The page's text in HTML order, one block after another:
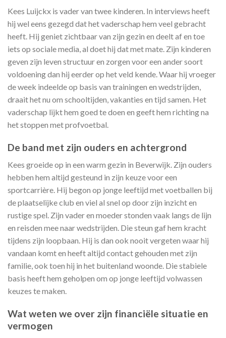
Kees Luijckx is vader van twee kinderen. In interviews heeft
hij wel eens gezegd dat het vaderschap hem veel gebracht
heeft. Hij geniet zichtbaar van zijn gezin en deelt af en toe
iets op sociale media, al doet hij dat met mate. Zijn kinderen
geven zijn leven structuur en zorgen voor een ander soort
voldoening dan hij eerder op het veld kende. Waar hij vroeger
de week indeelde op basis van trainingen en wedstrijden,
draait het nu om schooltijden, vakanties en tijd samen. Het
vaderschap lijkt hem goed te doen en geeft hem richting na
het stoppen met profvoetbal.
De band met zijn ouders en achtergrond
Kees groeide op in een warm gezin in Beverwijk. Zijn ouders
hebben hem altijd gesteund in zijn keuze voor een
sportcarrière. Hij begon op jonge leeftijd met voetballen bij
de plaatselijke club en viel al snel op door zijn inzicht en
rustige spel. Zijn vader en moeder stonden vaak langs de lijn
en reisden mee naar wedstrijden. Die steun gaf hem kracht
tijdens zijn loopbaan. Hij is dan ook nooit vergeten waar hij
vandaan komt en heeft altijd contact gehouden met zijn
familie, ook toen hij in het buitenland woonde. Die stabiele
basis heeft hem geholpen om op jonge leeftijd volwassen
keuzes te maken.
Wat weten we over zijn financiële situatie en
vermogen